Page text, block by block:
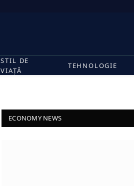
STIL DE
VIAȚĂ
TEHNOLOGIE
ECONOMY NEWS